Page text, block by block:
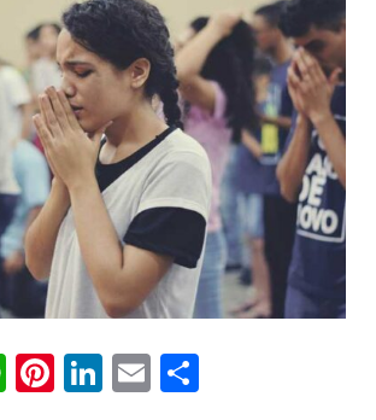
WhatsApp
Pinterest
LinkedIn
Email